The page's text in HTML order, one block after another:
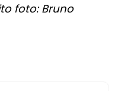
foto: Bruno